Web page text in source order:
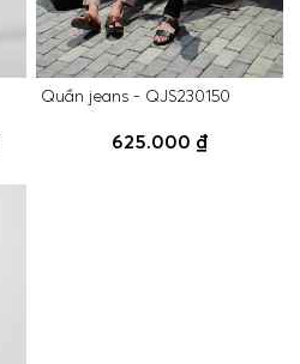
Quần jeans - QJS230150
625.000 ₫